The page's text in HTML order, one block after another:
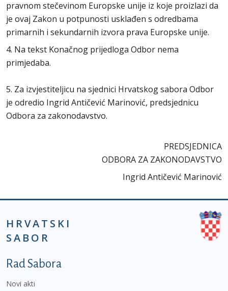
pravnom stečevinom Europske unije iz koje proizlazi da
je ovaj Zakon u potpunosti usklađen s odredbama
primarnih i sekundarnih izvora prava Europske unije.
4. Na tekst Konačnog prijedloga Odbor nema
primjedaba.
5. Za izvjestiteljicu na sjednici Hrvatskog sabora Odbor
je odredio Ingrid Antičević Marinović, predsjednicu
Odbora za zakonodavstvo.
PREDSJEDNICA
ODBORA ZA ZAKONODAVSTVO
Ingrid Antičević Marinović
HRVATSKI
SABOR
Podnožje prvi izbornik
Rad Sabora
Novi akti